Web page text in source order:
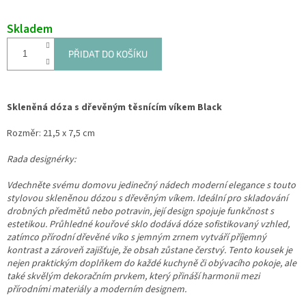
Skladem
PŘIDAT DO KOŠÍKU
Skleněná dóza s dřevěným těsnícím víkem Black
Rozměr: 21,5 x 7,5 cm
Rada designérky:
Vdechněte svému domovu jedinečný nádech moderní elegance s touto
stylovou skleněnou dózou s dřevěným víkem. Ideální pro skladování
drobných předmětů nebo potravin, její design spojuje funkčnost s
estetikou. Průhledné kouřové sklo dodává dóze sofistikovaný vzhled,
zatímco přírodní dřevěné víko s jemným zrnem vytváří příjemný
kontrast a zároveň zajišťuje, že obsah zůstane čerstvý. Tento kousek je
nejen praktickým doplňkem do každé kuchyně či obývacího pokoje, ale
také skvělým dekoračním prvkem, který přináší harmonii mezi
přírodními materiály a moderním designem.